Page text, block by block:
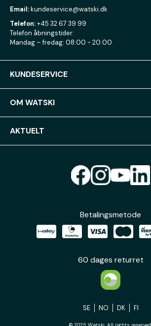
Email:kundeservice@watski.dk
Telefon:+45 32 67 39 99
Telefon åbningstider:
Mandag – fredag: 08:00 - 20:00
KUNDESERVICE
OM WATSKI
AKTUELT
Betalingsmetode
60 dages returret
SE NO DK FI